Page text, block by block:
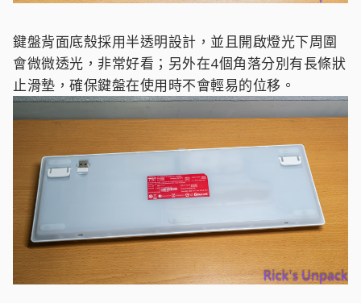
鍵盤背面底殼採用半透明設計，並且開啟燈光下周圍
會微微透光，非常好看；另外在4個角落分別有長條狀
止滑墊，確保鍵盤在使用時不會輕易的位移。